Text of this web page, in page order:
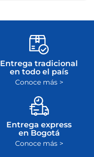
Entrega tradicional
en todo el país
Conoce más >
Entrega express
en Bogotá
Conoce más >